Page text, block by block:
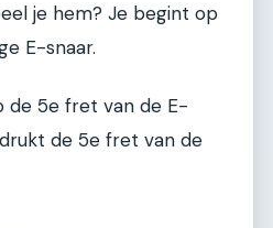
je hem? Je begint op
E-snaar.
de 5e fret van de E-
de 5e fret van de